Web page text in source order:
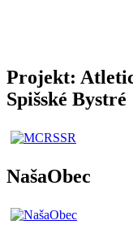
Projekt:
Spišské Bystré
NašaObec